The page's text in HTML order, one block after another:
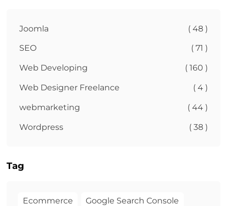
Joomla ( 48 )
SEO ( 71 )
Web Developing ( 160 )
Web Designer Freelance ( 4 )
webmarketing ( 44 )
Wordpress ( 38 )
Tag
Ecommerce Google Search Console